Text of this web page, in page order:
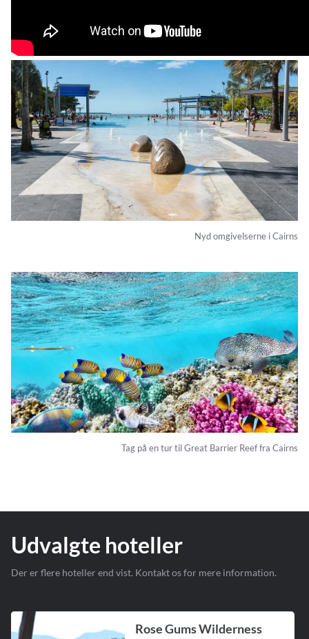
Nyd omgivelserne i Cairns
Tag på en tur til Great Barrier Reef fra Cairns
Udvalgte hoteller
Der er flere hoteller end vist. Kontakt os for mere information.
Rose Gums Wilderness